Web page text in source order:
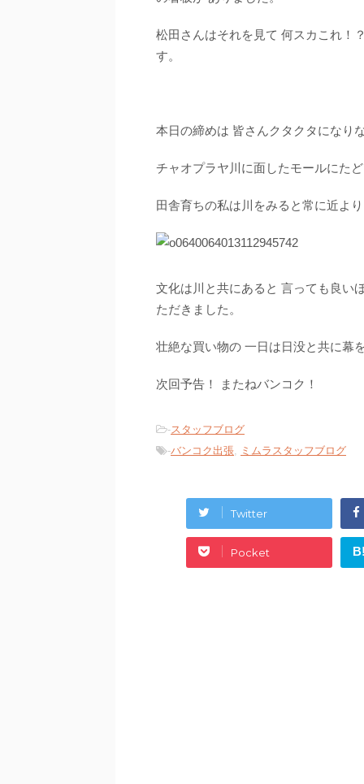
松田さんはそれを見て 何スカこれ！
す。
本日の締めは 皆さんクタクタになり
チャオプラヤ川に面したモールにた
田舎育ちの私は川をみると常に近よ
文化は川と共にあると 言っても良い
ただきました。
壮絶な買い物の 一日は日没と共に幕
次回予告！ またねバンコク！
-スタッフブログ
-バンコク出張, ミムラスタッフブログ
Twitter
Pocket